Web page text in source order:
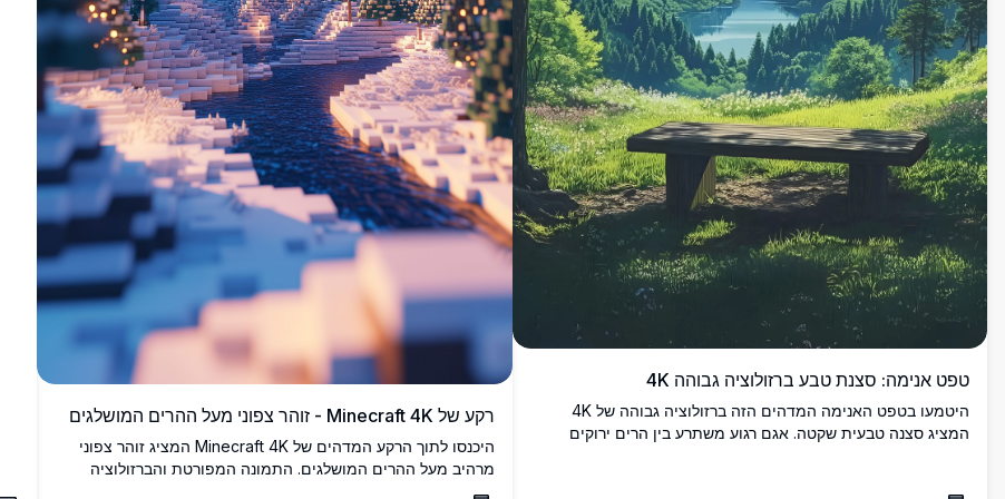
טפט אנימה: סצנת טבע ברזולוציה גבוהה 4K
היטמעו בטפט האנימה המדהים הזה ברזולוציה גבוהה של 4K
המציג סצנה טבעית שקטה. אגם רגוע משתרע בין הרים ירוקים
רקע של Minecraft 4K - זוהר צפוני מעל ההרים המושלגים
היכנסו לתוך הרקע המדהים של Minecraft 4K המציג זוהר צפוני
מרהיב מעל ההרים המושלגים. התמונה המפורטת והברזולוציה
הגבוהה תופסת את מהות הלילה החורפי השקט בעולם של